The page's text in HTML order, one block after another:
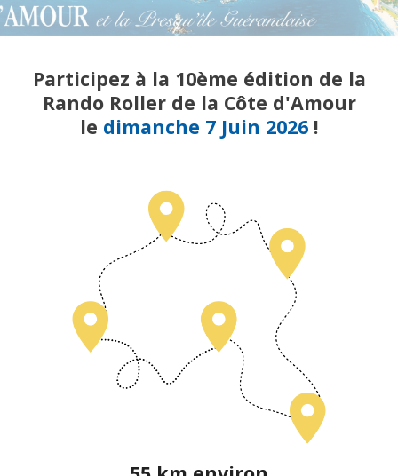
Participez à la 10ème édition de la
Rando Roller de la Côte d'Amour
le dimanche 7 Juin 2026 !